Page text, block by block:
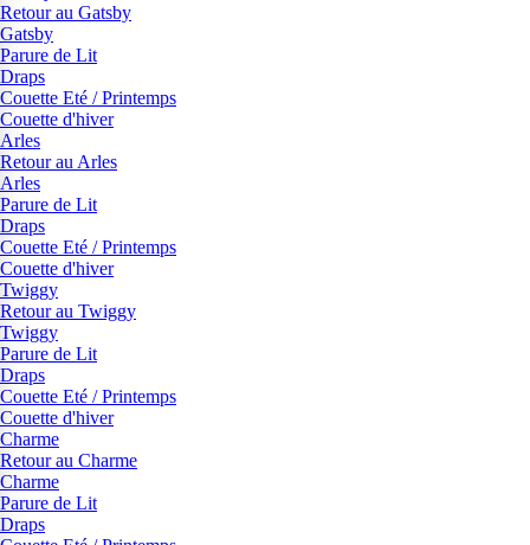
Retour au Gatsby
Gatsby
Parure de Lit
Draps
Couette Eté / Printemps
Couette d'hiver
Arles
Retour au Arles
Arles
Parure de Lit
Draps
Couette Eté / Printemps
Couette d'hiver
Twiggy
Retour au Twiggy
Twiggy
Parure de Lit
Draps
Couette Eté / Printemps
Couette d'hiver
Charme
Retour au Charme
Charme
Parure de Lit
Draps